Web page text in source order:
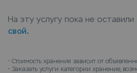
доставит их обратно.
На эту услугу пока не
свой.
• Стоимость хранения зависит от
• Заказать услуги категории хранение,